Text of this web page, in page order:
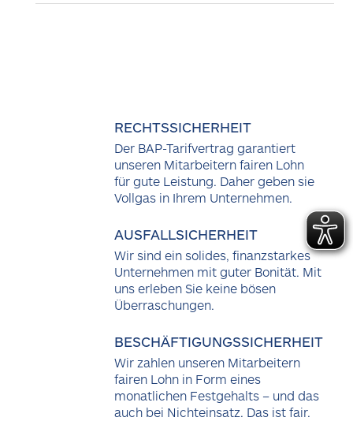
RECHTSSICHERHEIT
Der BAP-Tarifvertrag garantiert
unseren Mitarbeitern fairen Lohn
für gute Leistung. Daher geben sie
Vollgas in Ihrem Unternehmen.
AUSFALLSICHERHEIT
Wir sind ein solides, finanzstarkes
Unternehmen mit guter Bonität. Mit
uns erleben Sie keine bösen
Überraschungen.
BESCHÄFTIGUNGSSICHERHEIT
Wir zahlen unseren Mitarbeitern
fairen Lohn in Form eines
monatlichen Festgehalts – und das
auch bei Nichteinsatz. Das ist fair.